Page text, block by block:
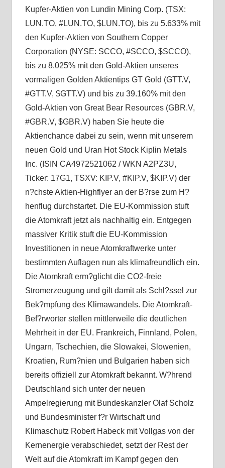
Kupfer-Aktien von Lundin Mining Corp. (TSX:
LUN.TO, #LUN.TO, $LUN.TO), bis zu 5.633% mit
den Kupfer-Aktien von Southern Copper
Corporation (NYSE: SCCO, #SCCO, $SCCO),
bis zu 8.025% mit den Gold-Aktien unseres
vormaligen Golden Aktientips GT Gold (GTT.V,
#GTT.V, $GTT.V) und bis zu 39.160% mit den
Gold-Aktien von Great Bear Resources (GBR.V,
#GBR.V, $GBR.V) haben Sie heute die
Aktienchance dabei zu sein, wenn mit unserem
neuen Gold und Uran Hot Stock Kiplin Metals
Inc. (ISIN CA4972521062 / WKN A2PZ3U,
Ticker: 17G1, TSXV: KIP.V, #KIP.V, $KIP.V) der
n?chste Aktien-Highflyer an der B?rse zum H?
henflug durchstartet. Die EU-Kommission stuft
die Atomkraft jetzt als nachhaltig ein. Entgegen
massiver Kritik stuft die EU-Kommission
Investitionen in neue Atomkraftwerke unter
bestimmten Auflagen nun als klimafreundlich ein.
Die Atomkraft erm?glicht die CO2-freie
Stromerzeugung und gilt damit als Schl?ssel zur
Bek?mpfung des Klimawandels. Die Atomkraft-
Bef?rworter stellen mittlerweile die deutlichen
Mehrheit in der EU. Frankreich, Finnland, Polen,
Ungarn, Tschechien, die Slowakei, Slowenien,
Kroatien, Rum?nien und Bulgarien haben sich
bereits offiziell zur Atomkraft bekannt. W?hrend
Deutschland sich unter der neuen
Ampelregierung mit Bundeskanzler Olaf Scholz
und Bundesminister f?r Wirtschaft und
Klimaschutz Robert Habeck mit Vollgas von der
Kernenergie verabschiedet, setzt der Rest der
Welt auf die Atomkraft im Kampf gegen den